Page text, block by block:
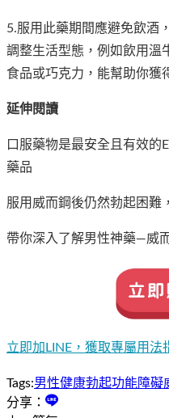
5.服用此藥期間應避免飲酒
調整生活型態，例如飲用溫
食品或巧克力，能幫助你獲
延伸閱讀
口服藥物是最安全且有效的
藥品
服用威而鋼後仍然勃起困難
帶你深入了解男性神藥—威
立即加LINE，獲取專屬用法
Tags:男性健康勃起功能障礙
分享：